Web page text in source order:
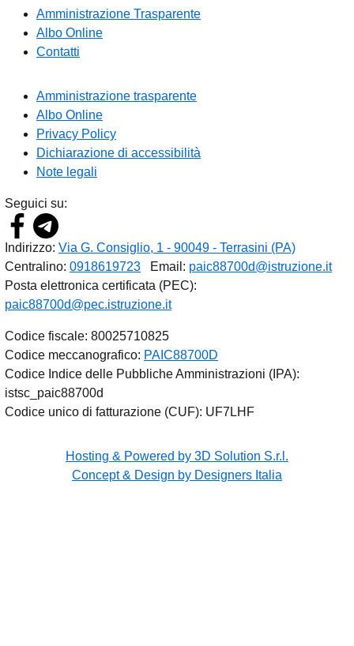
Amministrazione Trasparente
Albo Online
Contatti
Amministrazione trasparente
Albo Online
Privacy Policy
Dichiarazione di accessibilità
Note legali
Seguici su:
Indirizzo: Via G. Consiglio, 1 - 90049 - Terrasini (PA)
Centralino: 0918619723 Email: paic88700d@istruzione.it
Posta elettronica certificata (PEC):
paic88700d@pec.istruzione.it
Codice fiscale: 80025710825
Codice meccanografico: PAIC88700D
Codice Indice delle Pubbliche Amministrazioni (IPA):
istsc_paic88700d
Codice unico di fatturazione (CUF): UF7LHF
Hosting & Powered by 3D Solution S.r.l.
Concept & Design by Designers Italia